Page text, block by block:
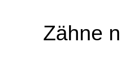
Zähne